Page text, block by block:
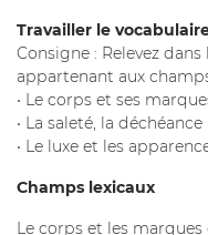
Travailler le
Consigne : Relevez
appartenant aux
• Le corps et ses
• La saleté, la déchéance
• Le luxe et les
Champs lexicaux
Le corps et les marques